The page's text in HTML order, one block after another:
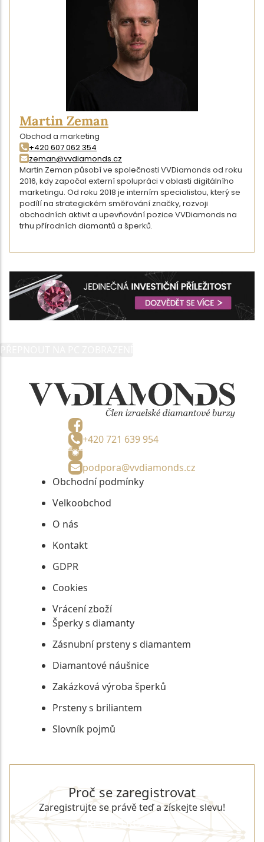
Martin Zeman
Obchod a marketing
+420 607 062 354
zeman@vvdiamonds.cz
Martin Zeman působí ve společnosti VVDiamonds od roku
2016, kdy započal externí spolupráci v oblasti digitálního
marketingu. Od roku 2018 je interním specialistou, který se
podílí na strategickém směřování značky, rozvoji
obchodních aktivit a upevňování pozice VVDiamonds na
trhu přírodních diamantů a šperků.
+420 721 639 954
podpora@vvdiamonds.cz
Obchodní podmínky
Velkoobchod
O nás
Kontakt
GDPR
Cookies
Vrácení zboží
Šperky s diamanty
Zásnubní prsteny s diamantem
Diamantové náušnice
Zakázková výroba šperků
Prsteny s briliantem
Slovník pojmů
Proč se zaregistrovat
Zaregistrujte se právě teď a získejte slevu!
REGISTROVAT SE